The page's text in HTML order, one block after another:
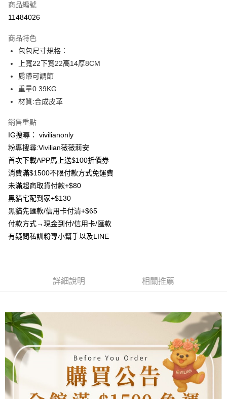
信用卡分期付款
合作金庫商業銀行
華南商業銀行
上海商業儲蓄銀行
國泰世華商業銀行
臺灣中小企業銀行
匯豐（台灣）商業銀行
聯邦商業銀行
元大商業銀行
台新國際商業銀行
台灣樂天信用卡公司
超商取貨付款
LINE Pay
Apple Pay
街口支付
悠遊付
Google Pay
大哥付你分期
相關說明
【大哥付你分期使用說明】
2.付款方式選擇「大哥付你分期」，訂單成立後會自動跳轉到大哥付的交易
流程，驗證手機門號後，選擇欲分期的期數、繳款截止日，確認付款後即完
成交易。
3.實際核准額度、可分期數及費用金額請依後續交易確認頁面所載為準。
4.訂單成立30分鐘內，如未前往確認交易或遇審核未通過，訂單將自動取
【注意事項】
1.本服務係由「台灣大哥大股份有限公司」（以下簡稱本公司）所提供，讓
用戶於交易時，得透過本服務購買商品或服務，並由商店將買賣／分期付款
買賣價金債權讓與本公司後，依約使用本公司帳單繳交帳款。
2.基於同意付款使用「大哥付你分期」之契約關係目的，商店將以您的個人
資料（包含姓名、電話或地址）提供予台灣大哥大進項蒐集、處理及利用，
由本公司與您本人進行分期帳單所需資料之確認、核對及更正。
3.完整用戶服務條款，請詳閱以下連結：https://oppay.tw/userRule
AFTEE先享後付
相關說明
【關於「AFTEE先享後付」】
AFTEE先享後付是「在收到商品之後才付款」的支付方式。 讓您購物簡單
便利好安心！
１．簡單：不需註冊會員、不需綁卡、不需儲值。
【「AFTEE先享後付」結帳流程】
１．於結帳方式選擇「AFTEE先享後付」後，將跳轉至「AFTEE先享後付」
３．收到繳費通知簡訊後14天內，點擊此簡訊中的連結，可透過四大超商／
ATM／網路銀行／等多元方式進行付款，方視為交易完成。
※ 請注意：結帳手續完成當下不需立刻繳費，但若您需要取消訂單，請聯絡
購買商品的店家。未經商家同意取消之訂單仍視為有效，需透過AFTEE先享
後付繳納相關費用。
※ 交易是否成功請以「AFTEE先享後付 」之結帳頁面顯示為準，若有關於
是否繳費成功／繳費後需取消欲退款等相關疑問，請聯繫「AFTEE先享後付
https://netprotections.freshdesk.com/support/home
【注意事項】
ATM付款
貨到付款
7-11取貨付款
每筆NT$80，滿NT$1,500(含以上)免運費
先付款宅配到府
每筆NT$65，滿NT$1,500(含以上)免運費
貨到付款
每筆NT$130，滿NT$1,500(含以上)免運費
商品編號
11484026
商品特色
包包尺寸規格：
上寬22下寬22高14厚8CM
肩帶可調節
重量0.39KG
材質:合成皮革
銷售重點
IG搜尋： vivilianonly
粉專搜尋:Vivilian薇薇莉安
首次下載APP馬上送$100折價券
消費滿$1500不限付款方式免運費
未滿超商取貨付款+$80
黑貓宅配到家+$130
黑貓先匯款/信用卡付清+$65
付款方式→現金到付/信用卡/匯款
有疑問私訓粉專小幫手以及LINE
詳細說明 相關推薦